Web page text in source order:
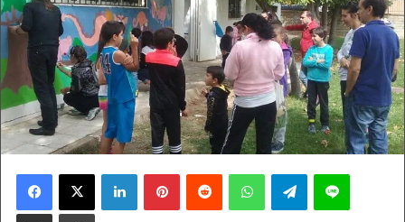
Facebook
X LinkedInPinterestReddit WhatsAppTelegramLine
Compartir por correo electrónicoImprimir